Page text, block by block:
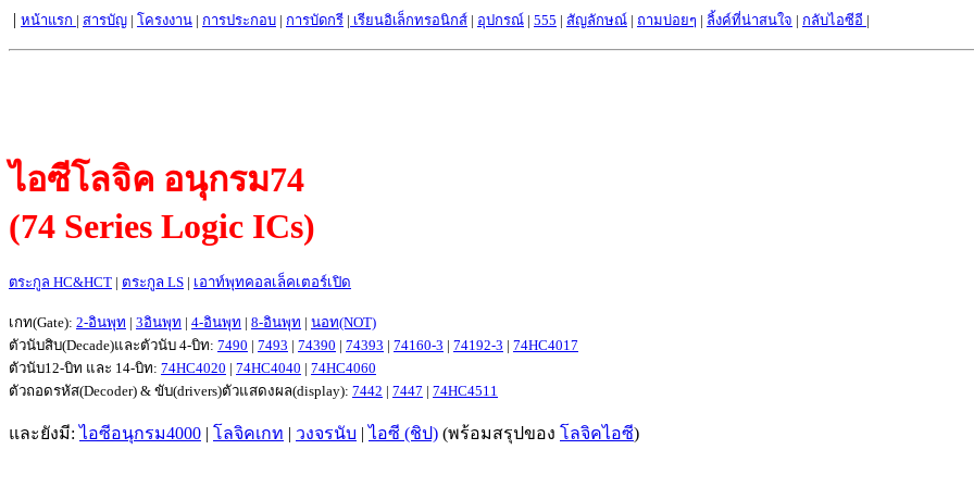
| หน้าแรก | สารบัญ | โครงงาน | การประกอบ | การบัดกรี | เรียนอิเล็กทรอนิกส ์ | อุปกรณ์ | 555 | สัญลักษณ์ | ถามบ่อยๆ | ลิ้งค์ที่น่าสนใจ | กลับไอซีอี |
ไอซีโลจิค อนุกรม
(74 Series Logic ICs)
ตระกูล HC&HCT | ตระกูล LS | เอาท์พุทคอลเล็คเตอร์เปิด
เกท(Gate): 2-อินพุท | 3อินพุท | 4-อินพุท | 8-อินพุท | นอท(NOT)
ตัวนับสิบ(Decade)และตัวนับ 4-บิท: 7490 | 7493 | 74390 | 74393 | 74160-3 | 74192-3 | 74HC4017
ตัวนับ12-บิท และ 14-บิท: 74HC4020 | 74HC4040 | 74HC4060
ตัวถอดรหัส(Decoder) & ขับ(drivers)ตัวแสดงผล(display): 7442 | 7447 | 74HC4511
และยังมี:ไอซีอนุกรม4000 | โลจิคเกท | วงจรนับ |ไอซี (ชิป) (พร้อมสรุปของ โลจิคไอซี)